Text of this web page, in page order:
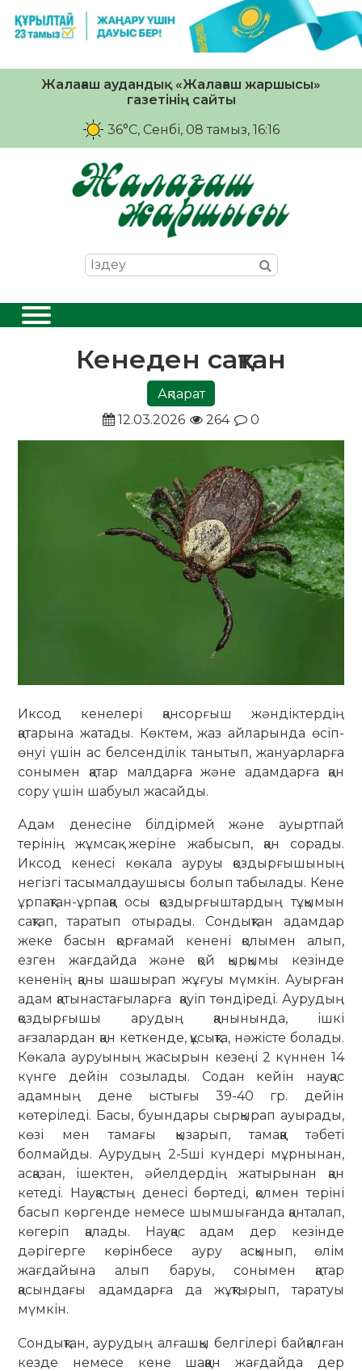
Жалағаш аудандық «Жалағаш жаршысы»
газетінің сайты
36°C, Сенбі, 08 тамыз, 16:16
Кенеден сақтан
Ақпарат
12.03.2026
264 0
Иксод кенелері қансорғыш жәндіктердің
қатарына жатады. Көктем, жаз айларында өсіп-
өнуі үшін ас белсенділік танытып, жануарларға
сонымен қатар малдарға және адамдарға қан
сору үшін шабуыл жасайды.
Адам денесіне білдірмей және ауыртпай
терінің жұмсақ жеріне жабысып, қан сорады.
Иксод кенесі көкала ауруы қоздырғышының
негізгі тасымалдаушысы болып табылады. Кене
ұрпақтан-ұрпаққа осы қоздырғыштардың тұқымын
сақтап, таратып отырады. Сондықтан адамдар
жеке басын қорғамай кенені қолымен алып,
езген жағдайда және қой қырқымы кезінде
кененің қаны шашырап жұғуы мүмкін. Ауырған
адам қатынастағыларға қауіп төндіреді. Аурудың
қоздырғышы арудың қанынында, ішкі
ағзалардан қан кеткенде, құсықта, нәжісте болады.
Көкала ауруының жасырын кезеңі 2 күннен 14
күнге дейін созылады. Содан кейін науқас
адамның дене ыстығы 39-40 гр. дейін
көтеріледі. Басы, буындары сырқырап ауырады,
көзі мен тамағы қызарып, тамаққа тәбеті
болмайды. Аурудың 2-5ші күндері мұрнынан,
асқазан, ішектен, әйелдердің жатырынан қан
кетеді. Науқастың денесі бөртеді, қолмен теріні
басып көргенде немесе шымшығанда қанталап,
көгеріп қалады. Науқас адам дер кезінде
дәрігерге көрінбесе ауру асқынып, өлім
жағдайына алып баруы, сонымен қатар
қасындағы адамдарға да жұқтырып, таратуы
мүмкін.
Сондықтан, аурудың алғашқы белгілері байқалған
кезде немесе кене шаққан жағдайда дер